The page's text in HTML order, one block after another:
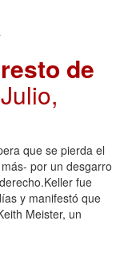
de
que se pierda el
por un desgarro
fue
y manifestó que
Meister, un